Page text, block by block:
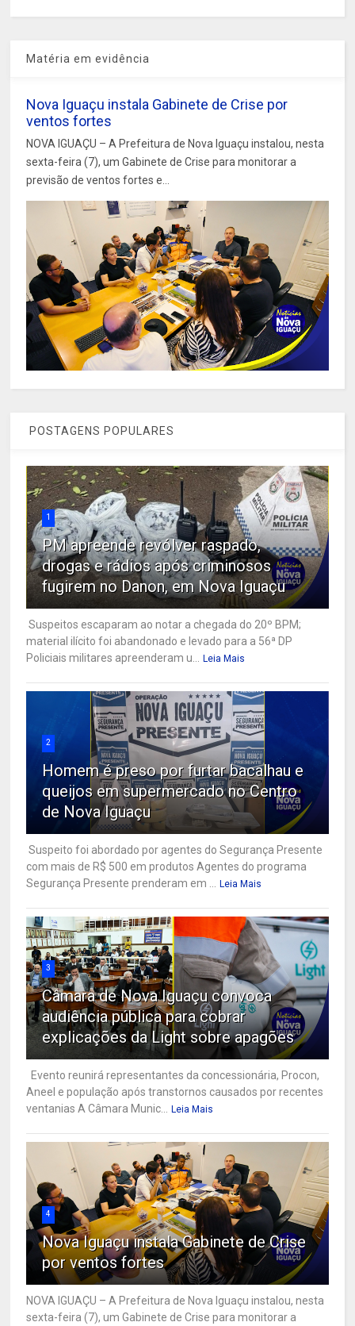
Matéria em evidência
Nova Iguaçu instala Gabinete de Crise por
ventos fortes
NOVA IGUAÇU – A Prefeitura de Nova Iguaçu instalou, nesta
sexta-feira (7), um Gabinete de Crise para monitorar a
previsão de ventos fortes e...
POSTAGENS POPULARES
1
PM apreende revólver raspado,
drogas e rádios após criminosos
fugirem no Danon, em Nova Iguaçu
Suspeitos escaparam ao notar a chegada do 20º BPM;
material ilícito foi abandonado e levado para a 56ª DP
Policiais militares apreenderam u... Leia Mais
2
Homem é preso por furtar bacalhau e
queijos em supermercado no Centro
de Nova Iguaçu
Suspeito foi abordado por agentes do Segurança Presente
com mais de R$ 500 em produtos Agentes do programa
Segurança Presente prenderam em ... Leia Mais
3
Câmara de Nova Iguaçu convoca
audiência pública para cobrar
explicações da Light sobre apagões
Evento reunirá representantes da concessionária, Procon,
Aneel e população após transtornos causados por recentes
ventanias A Câmara Munic... Leia Mais
4
Nova Iguaçu instala Gabinete de Crise
por ventos fortes
NOVA IGUAÇU – A Prefeitura de Nova Iguaçu instalou, nesta
sexta-feira (7), um Gabinete de Crise para monitorar a